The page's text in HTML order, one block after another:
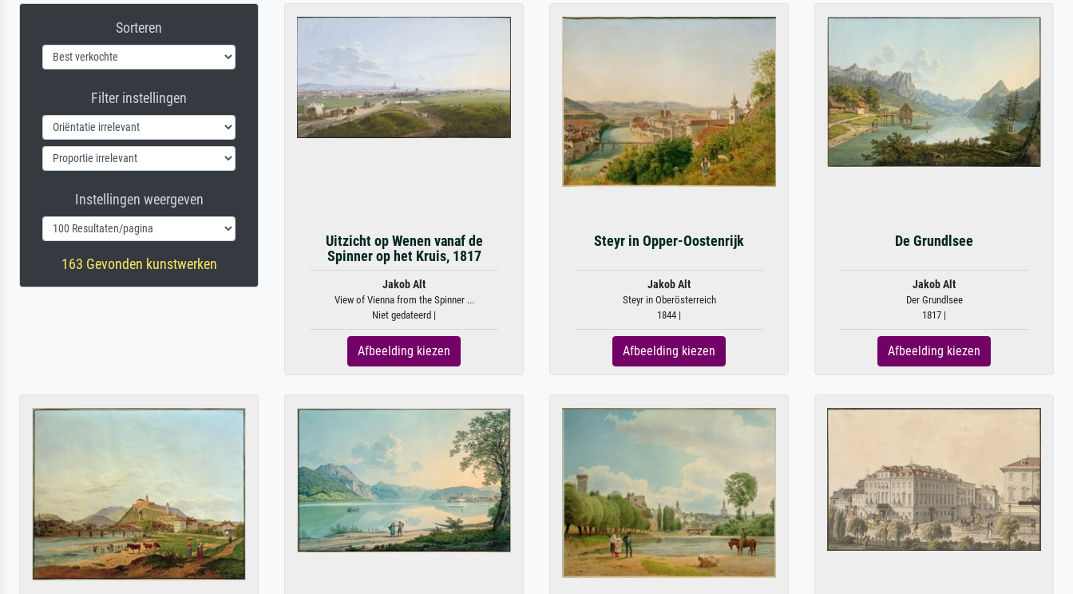
Sorteren
Filter instellingen
Instellingen weergeven
163 Gevonden kunstwerken
Uitzicht op Wenen vanaf de
Spinner op het Kruis, 1817
Jakob Alt
View of Vienna from the Spinner ...
Niet gedateerd |
Afbeelding kiezen
Steyr in Opper-Oostenrijk
Jakob Alt
Steyr in Oberösterreich
1844 |
Afbeelding kiezen
De Grundlsee
Jakob Alt
Der Grundlsee
1817 |
Afbeelding kiezen